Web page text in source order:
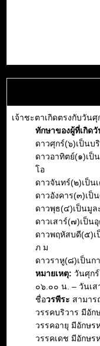
เจ้าชะตาเกิดตรงกับวัน
ทักษาของผู้ที่เกิด
ดาวศุกร์(๖)เป็นบ
ดาวอาทิตย์(๑)เป็
โอ
ดาวจันทร์(๒)เป็น
ดาวอังคาร(๓)เ
ดาวพุธ(๔)เป็นมู
ดาวเสาร์(๗)เป็น
ดาวพฤหัสบดี(๕)
ภ ม
ดาวราหู(๘)เป็นก
หมายเหตุ: วันศุก
๐๖.๐๐ น. – วันเ
ชื่อวรพีระ สามาร
วรรคบริวาร มีอัก
วรรคอายุ มีอักษร
วรรคเดช มีอักษร